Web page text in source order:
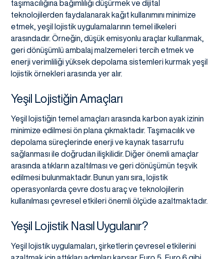
taşımacılığına bağımlılığı düşürmek ve dijital
teknolojilerden faydalanarak kağıt kullanımını minimize
etmek, yeşil lojistik uygulamalarının temel ilkeleri
arasındadır. Örneğin, düşük emisyonlu araçlar kullanmak,
geri dönüşümlü ambalaj malzemeleri tercih etmek ve
enerji verimliliği yüksek depolama sistemleri kurmak yeşil
lojistik örnekleri arasında yer alır.
Yeşil Lojistiğin Amaçları
Yeşil lojistiğin temel amaçları arasında karbon ayak izinin
minimize edilmesi ön plana çıkmaktadır. Taşımacılık ve
depolama süreçlerinde enerji ve kaynak tasarrufu
sağlanması ile doğrudan ilişkilidir. Diğer önemli amaçlar
arasında atıkların azaltılması ve geri dönüşümün teşvik
edilmesi bulunmaktadır. Bunun yanı sıra, lojistik
operasyonlarda çevre dostu araç ve teknolojilerin
kullanılması çevresel etkileri önemli ölçüde azaltmaktadır.
Yeşil Lojistik Nasıl Uygulanır?
Yeşil lojistik uygulamaları, şirketlerin çevresel etkilerini